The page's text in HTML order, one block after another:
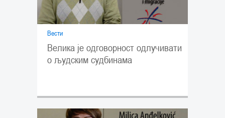
Вести
Велика је одговорност одлучивати
о људским судбинама